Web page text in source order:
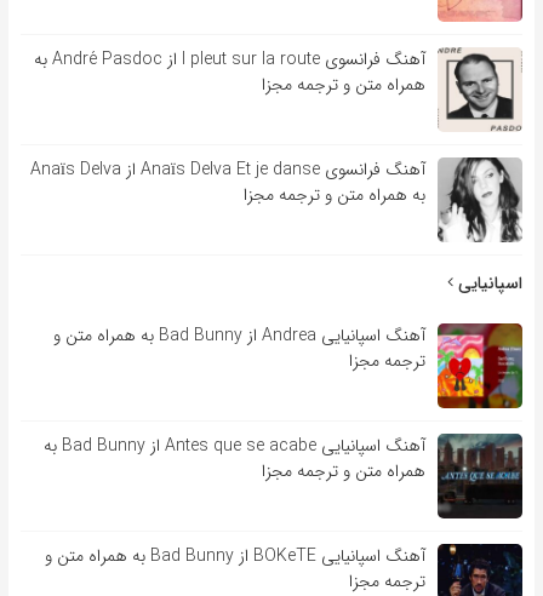
آهنگ فرانسوی l pleut sur la route از André Pasdoc به
همراه متن و ترجمه مجزا
آهنگ فرانسوی Anaïs Delva Et je danse از Anaïs Delva
به همراه متن و ترجمه مجزا
اسپانیایی
آهنگ اسپانیایی Andrea از Bad Bunny به همراه متن و
ترجمه مجزا
آهنگ اسپانیایی Antes que se acabe از Bad Bunny به
همراه متن و ترجمه مجزا
آهنگ اسپانیایی BOKeTE از Bad Bunny به همراه متن و
ترجمه مجزا